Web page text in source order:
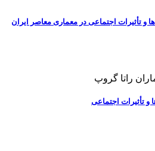
و تأثیرات اجتماعی در معماری معاصر ایران
و تأثیرات اجتماعی